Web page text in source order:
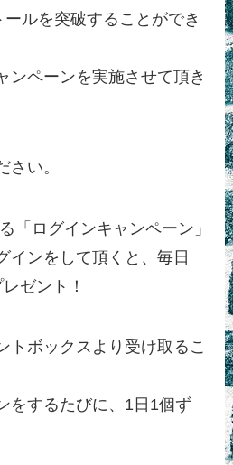
ルを突破することができ
ンペーンを実施させて頂き
さい。
「ログインキャンペーン」
インをして頂くと、毎日
ゼント！
トボックスより受け取るこ
をするたびに、1日1個ず